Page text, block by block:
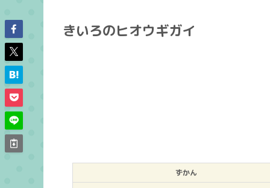
きいろのヒオウギガイ
ずかん